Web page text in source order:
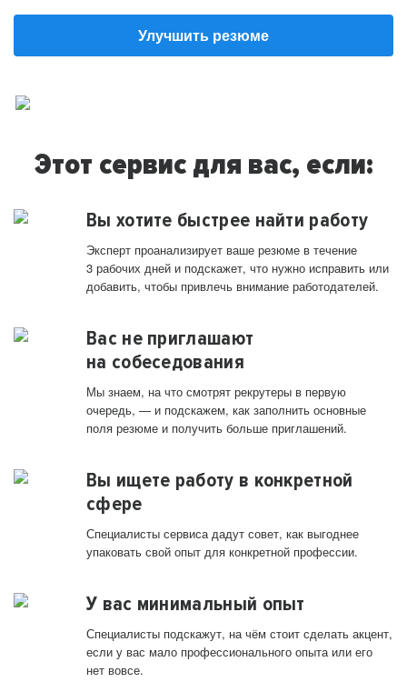
Улучшить резюме
Этот сервис для вас, если:
Вы хотите быстрее найти работу
Эксперт проанализирует ваше резюме в течение
3 рабочих дней и подскажет, что нужно исправить или
добавить, чтобы привлечь внимание работодателей.
Вас не приглашают
на собеседования
Мы знаем, на что смотрят рекрутеры в первую
очередь, — и подскажем, как заполнить основные
поля резюме и получить больше приглашений.
Вы ищете работу в конкретной
сфере
Специалисты сервиса дадут совет, как выгоднее
упаковать свой опыт для конкретной профессии.
У вас минимальный опыт
Специалисты подскажут, на чём стоит сделать акцент,
если у вас мало профессионального опыта или его
нет вовсе.